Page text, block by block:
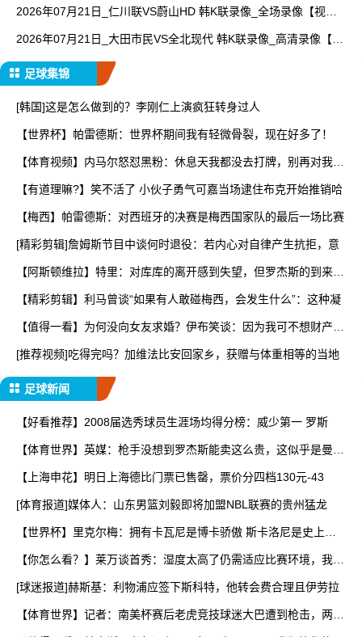
2026年07月21日_仁川联VS蔚山HD 韩K联录像_全场录像【视频
2026年07月21日_大田市民VS全北现代 韩K联录像_高清录像【全
足球集锦
[韩国]这是怎么做到的？李刚仁上演疯狂转身过人
【世界杯】帕雷德斯：世界杯期间我有轻微骨裂，现在好多了！
【体育视频】内马尔怒怼黑粉：休息天我都没去打牌，别再对我指
【有道理嘛?】笑不活了 小伙子勇气可嘉当场逮住布克开始推销哈
【梅西】帕雷德斯：对西班牙的决赛是梅西国家队的最后一场比赛
[精彩剪辑]詹姆斯节目中谈何时退役：若内心对自律产生抗拒，意
【阿斯顿维拉】特里：对库库的离开感到失望，但罗杰斯的到来又
【精彩剪辑】利马曾谈“如果有人敢碰梅西，会发生什么”：这种凝
【值得一看】为何没向女友求婚？伊布笑谈：因为我可不想财产被
[推荐视频]吃得完吗？加维法比安回家乡，获赠与体重相等的当地
足球新闻
【好看推荐】2008届选秀球员生涯场均得分榜：威少第一 罗斯
【体育世界】英媒：枪手没想到罗杰斯能卖这么贵，这似乎是曼城
【上海申花】明日上海德比门票已售罄，票价分四档130元-43
[体育报道]媒体人：山东男篮刘毅即将加盟NBL联赛的贵州猛龙
【世界杯】里克尔梅：拥有卡瓦尼是博卡骄傲 斯卡洛尼是史上最
【你怎么看？】莱万谈首秀：湿度太高了仍需适应比赛环境，我还
[球迷报道]赫斯基：利物浦应签下斯科特，他转会费合理且伊劳拉
【体育世界】记者：南美杯赛后老虎竞技球迷大巴遭到枪击，两人